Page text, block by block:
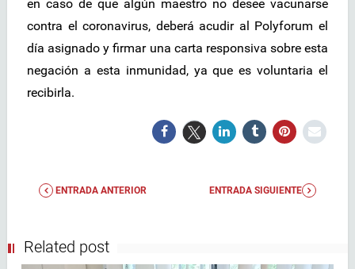
en caso de que algún maestro no desee vacunarse
contra el coronavirus, deberá acudir al Polyforum el
día asignado y firmar una carta responsiva sobre esta
negación a esta inmunidad, ya que es voluntaria el
recibirla.
ENTRADA ANTERIOR ENTRADA SIGUIENTE
Related post